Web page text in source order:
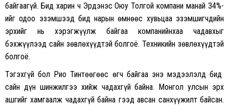
байгаагүй. Бид харин ч Эрдэнэс Оюу Толгой компани манай 34%-
ийг одоо эзэмшээд бид нарын өмнөөс хувьцаа эзэмшигчдийн
эрхийг нь хэрэгжүүлж байгаа компанийнхаа чадавхыг
бэхжүүлээд сайн зөвлөхүүдтэй болгоё. Техникийн зөвлөхүүдтэй
болгоё.
Тэгэхгүй бол Рио Тинтөөгөөс өгч байгаа энэ мэдээлэлд бид
сайн дүн шинжилгээ хийж чадахгүй байна. Монгол улсын эрх
ашгийг хамгаалж чадахгүй байна гээд авсан санхүүжилт байсан.